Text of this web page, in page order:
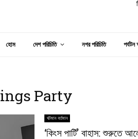
হোম দেশ পরিচিতি নগর পরিচিতি
Party
ঘটমান বর্তমান
‘কিংস পার্টি’ বাহাস: শুরুতে